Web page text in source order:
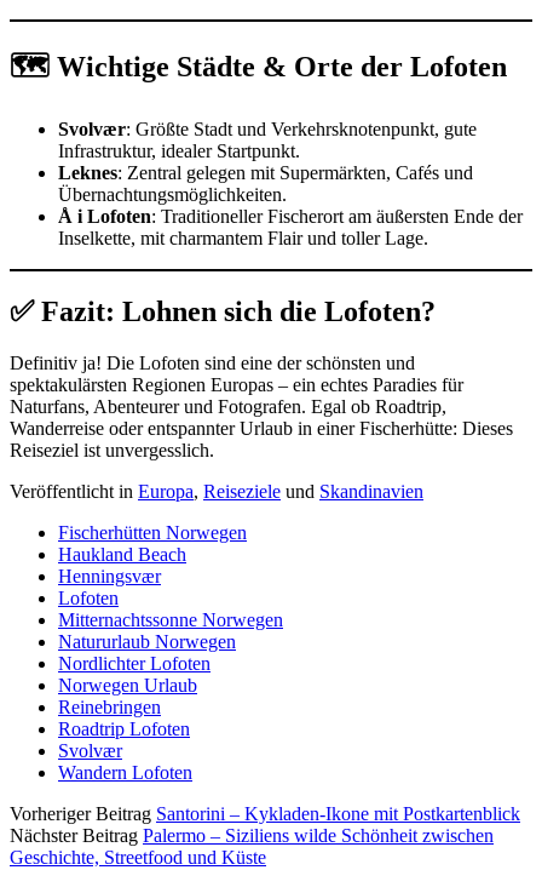
🗺️ Wichtige Städte & Orte der Lofoten
Svolvær: Größte Stadt und Verkehrsknotenpunkt, gute
Infrastruktur, idealer Startpunkt.
Leknes: Zentral gelegen mit Supermärkten, Cafés und
Übernachtungsmöglichkeiten.
Å i Lofoten: Traditioneller Fischerort am äußersten Ende der
Inselkette, mit charmantem Flair und toller Lage.
✅ Fazit: Lohnen sich die Lofoten?
Definitiv ja! Die Lofoten sind eine der schönsten und
spektakulärsten Regionen Europas – ein echtes Paradies für
Naturfans, Abenteurer und Fotografen. Egal ob Roadtrip,
Wanderreise oder entspannter Urlaub in einer Fischerhütte: Dieses
Reiseziel ist unvergesslich.
Veröffentlicht in Europa, Reiseziele und Skandinavien
Fischerhütten Norwegen
Haukland Beach
Henningsvær
Lofoten
Mitternachtssonne Norwegen
Natururlaub Norwegen
Nordlichter Lofoten
Norwegen Urlaub
Reinebringen
Roadtrip Lofoten
Svolvær
Wandern Lofoten
Vorheriger Beitrag Santorini – Kykladen-Ikone mit Postkartenblick
Nächster Beitrag Palermo – Siziliens wilde Schönheit zwischen
Geschichte, Streetfood und Küste